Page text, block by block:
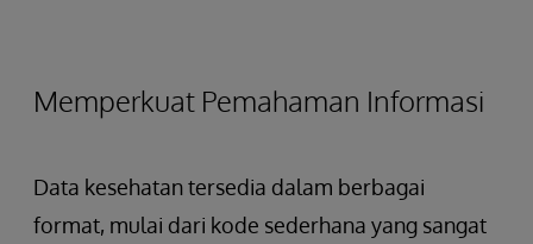
Memperkuat Pemahaman Informasi
Data kesehatan tersedia dalam berbagai
format, mulai dari kode sederhana yang sangat